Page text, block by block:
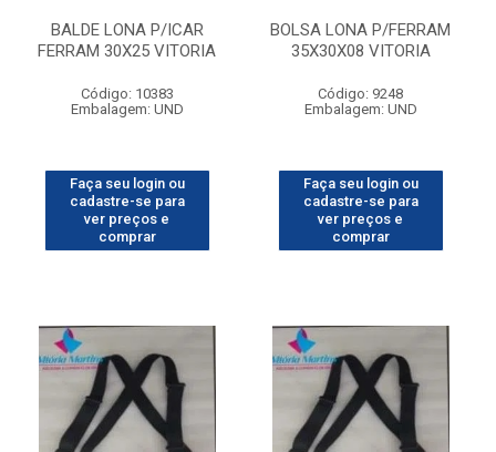
BALDE LONA P/ICAR
FERRAM 30X25 VITORIA
Código: 10383
Embalagem: UND
Faça seu login ou
cadastre-se para
ver preços e
comprar
BOLSA LONA P/FERRAM
35X30X08 VITORIA
Código: 9248
Embalagem: UND
Faça seu login ou
cadastre-se para
ver preços e
comprar